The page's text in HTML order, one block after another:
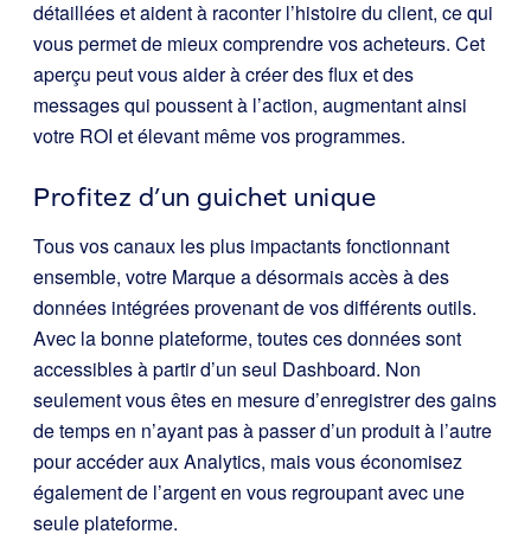
détaillées et aident à raconter l’histoire du client, ce qui
vous permet de mieux comprendre vos acheteurs. Cet
aperçu peut vous aider à créer des flux et des
messages qui poussent à l’action, augmentant ainsi
votre ROI et élevant même vos programmes.
Profitez d’un guichet unique
Tous vos canaux les plus impactants fonctionnant
ensemble, votre Marque a désormais accès à des
données intégrées provenant de vos différents outils.
Avec la bonne plateforme, toutes ces données sont
accessibles à partir d’un seul Dashboard. Non
seulement vous êtes en mesure d’enregistrer des gains
de temps en n’ayant pas à passer d’un produit à l’autre
pour accéder aux Analytics, mais vous économisez
également de l’argent en vous regroupant avec une
seule plateforme.